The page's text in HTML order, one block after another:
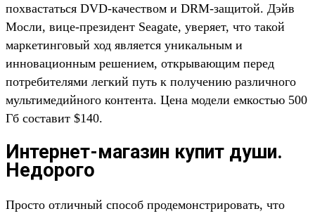
похвастаться DVD-качеством и DRM-защитой. Дэйв
Мосли, вице-президент Seagate, уверяет, что такой
маркетинговый ход является уникальным и
инновационным решением, открывающим перед
потребителями легкий путь к получению различного
мультимедийного контента. Цена модели емкостью 500
Гб составит $140.
Интернет-магазин купит души.
Недорого
Просто отличный способ продемонстрировать, что